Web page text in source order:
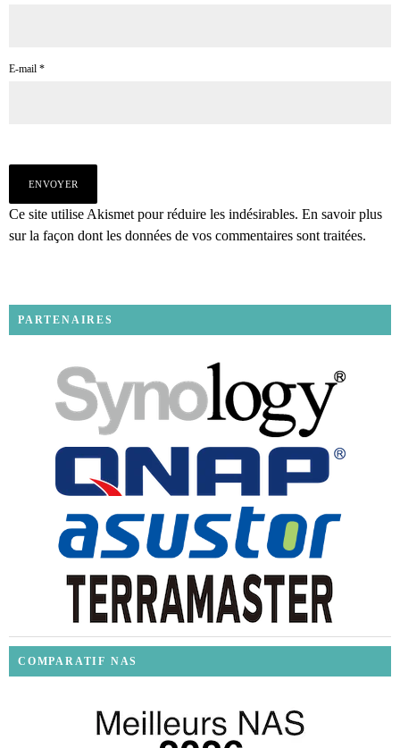
E-mail *
Ce site utilise Akismet pour réduire les indésirables. En savoir plus
sur la façon dont les données de vos commentaires sont traitées.
PARTENAIRES
COMPARATIF NAS